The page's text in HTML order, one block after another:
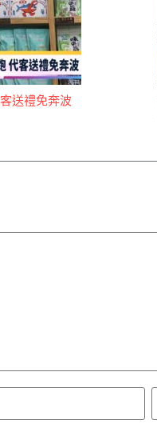
送禮免奔波